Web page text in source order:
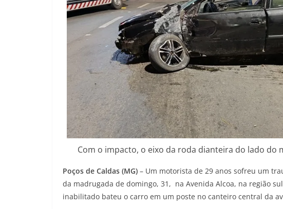
Com o impacto, o eixo da roda dianteira do lado
Poços de Caldas (MG) – Um motorista de 29 anos sofreu um
da madrugada de domingo, 31, na Avenida Alcoa, na região
inabilitado bateu o carro em um poste no canteiro central da